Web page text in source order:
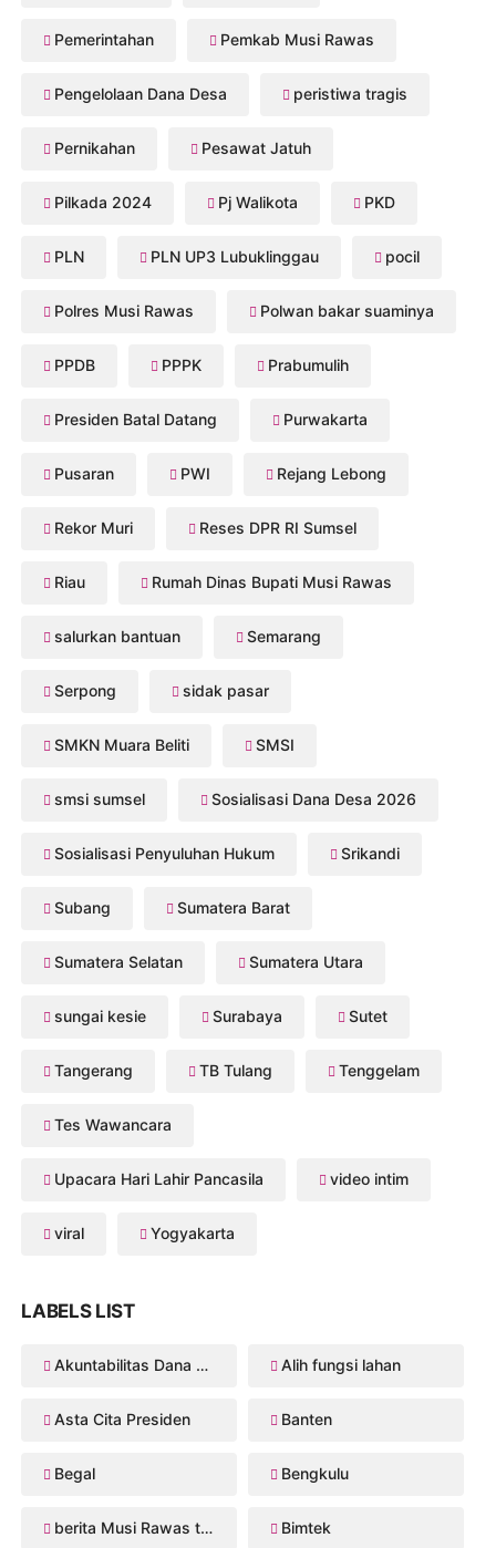
Pemerintahan Pemkab Musi Rawas
Pengelolaan Dana Desa peristiwa tragis
Pernikahan Pesawat Jatuh
Pilkada 2024 Pj Walikota PKD
PLN PLN UP3 Lubuklinggau pocil
Polres Musi Rawas Polwan bakar suaminya
PPDB PPPK Prabumulih
Presiden Batal Datang Purwakarta
Pusaran PWI Rejang Lebong
Rekor Muri Reses DPR RI Sumsel
Riau Rumah Dinas Bupati Musi Rawas
salurkan bantuan Semarang
Serpong sidak pasar
SMKN Muara Beliti SMSI
smsi sumsel Sosialisasi Dana Desa 2026
Sosialisasi Penyuluhan Hukum Srikandi
Subang Sumatera Barat
Sumatera Selatan Sumatera Utara
sungai kesie Surabaya Sutet
Tangerang TB Tulang Tenggelam
Tes Wawancara
Upacara Hari Lahir Pancasila video intim
viral Yogyakarta
LABELS LIST
Akuntabilitas Dana Desa Alih fungsi lahan
Asta Cita Presiden Banten
Begal Bengkulu
berita Musi Rawas terbaru Bimtek